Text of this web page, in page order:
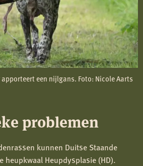
een nijlgans. Foto: Nicole Aarts
problemen
kunnen Duitse Staande
heupkwaal Heupdysplasie (HD).